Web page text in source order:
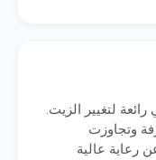
لتغيير الزيت.
وتجاوزت
رعاية عالية